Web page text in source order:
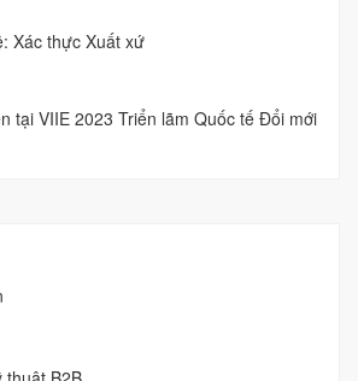
Xác thực Xuất xứ
tại VIIE 2023 Triển lãm Quốc tế Đổi mới